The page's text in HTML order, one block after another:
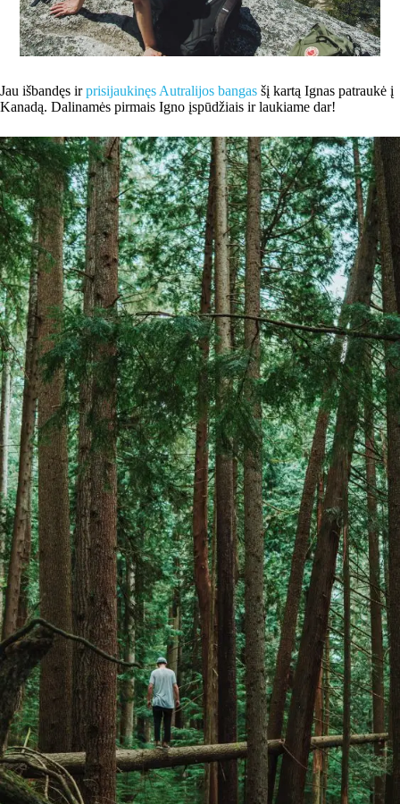
Jau išbandęs irprisijaukinęs Autralijos bangas šį kartą Ignas patraukė į
Kanadą. Dalinamės pirmais Igno įspūdžiais ir laukiame dar!